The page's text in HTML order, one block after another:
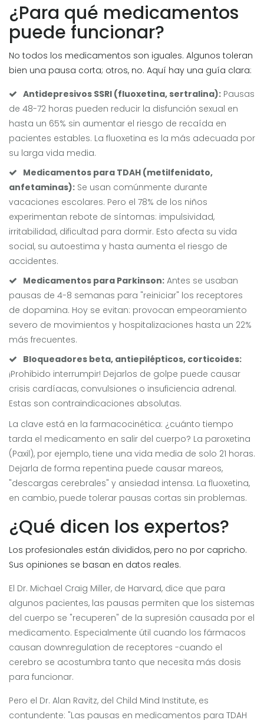
¿Para qué medicamentos
puede funcionar?
No todos los medicamentos son iguales. Algunos toleran
bien una pausa corta; otros, no. Aquí hay una guía clara:
Antidepresivos SSRI (fluoxetina, sertralina): Pausas
de 48-72 horas pueden reducir la disfunción sexual en
hasta un 65% sin aumentar el riesgo de recaída en
pacientes estables. La fluoxetina es la más adecuada por
su larga vida media.
Medicamentos para TDAH (metilfenidato,
anfetaminas): Se usan comúnmente durante
vacaciones escolares. Pero el 78% de los niños
experimentan rebote de síntomas: impulsividad,
irritabilidad, dificultad para dormir. Esto afecta su vida
social, su autoestima y hasta aumenta el riesgo de
accidentes.
Medicamentos para Parkinson: Antes se usaban
pausas de 4-8 semanas para "reiniciar" los receptores
de dopamina. Hoy se evitan: provocan empeoramiento
severo de movimientos y hospitalizaciones hasta un 22%
más frecuentes.
Bloqueadores beta, antiepilépticos, corticoides:
¡Prohibido interrumpir! Dejarlos de golpe puede causar
crisis cardíacas, convulsiones o insuficiencia adrenal.
Estas son contraindicaciones absolutas.
La clave está en la farmacocinética: ¿cuánto tiempo
tarda el medicamento en salir del cuerpo? La paroxetina
(Paxil), por ejemplo, tiene una vida media de solo 21 horas.
Dejarla de forma repentina puede causar mareos,
"descargas cerebrales" y ansiedad intensa. La fluoxetina,
en cambio, puede tolerar pausas cortas sin problemas.
¿Qué dicen los expertos?
Los profesionales están divididos, pero no por capricho.
Sus opiniones se basan en datos reales.
El Dr. Michael Craig Miller, de Harvard, dice que para
algunos pacientes, las pausas permiten que los sistemas
del cuerpo se "recuperen" de la supresión causada por el
medicamento. Especialmente útil cuando los fármacos
causan downregulation de receptores -cuando el
cerebro se acostumbra tanto que necesita más dosis
para funcionar.
Pero el Dr. Alan Ravitz, del Child Mind Institute, es
contundente: "Las pausas en medicamentos para TDAH